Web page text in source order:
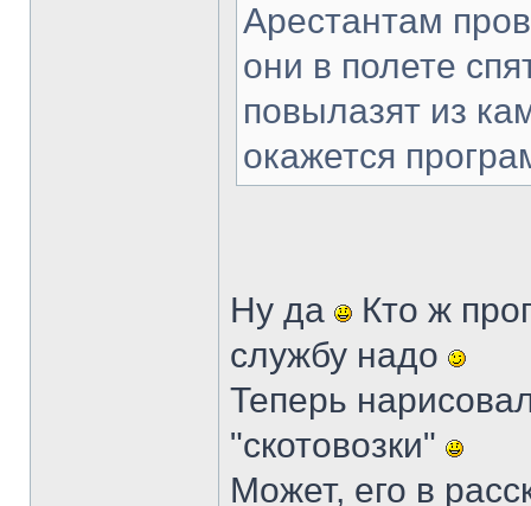
Арестантам
они в полете
повылазят из
окажется
Ну да
Кто ж
службу надо
Теперь
"скотовозки"
Может, его в